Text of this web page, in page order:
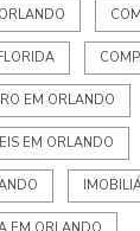
EM ORLANDO
EM ORLANDO